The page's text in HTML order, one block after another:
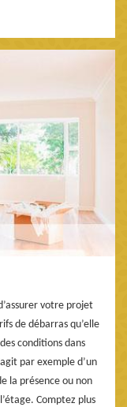
votre projet
de débarras qu’elle
conditions dans
par exemple d’un
la présence ou non
Comptez plus